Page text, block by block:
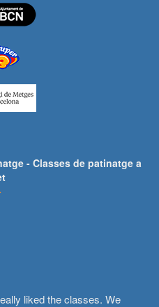
- Classes de patinatge a
liked the classes. We